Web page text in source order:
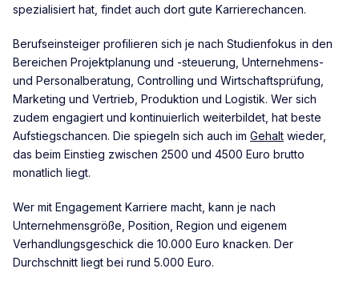
spezialisiert hat, findet auch dort gute Karrierechancen.
Berufseinsteiger profilieren sich je nach Studienfokus in den
Bereichen Projektplanung und -steuerung, Unternehmens-
und Personalberatung, Controlling und Wirtschaftsprüfung,
Marketing und Vertrieb, Produktion und Logistik. Wer sich
zudem engagiert und kontinuierlich weiterbildet, hat beste
Aufstiegschancen. Die spiegeln sich auch im Gehalt wieder,
das beim Einstieg zwischen 2500 und 4500 Euro brutto
monatlich liegt.
Wer mit Engagement Karriere macht, kann je nach
Unternehmensgröße, Position, Region und eigenem
Verhandlungsgeschick die 10.000 Euro knacken. Der
Durchschnitt liegt bei rund 5.000 Euro.